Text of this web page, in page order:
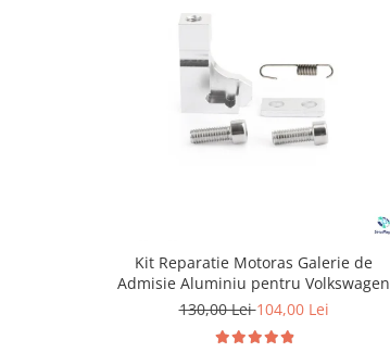
Kit Reparatie Motoras Galerie de
Admisie Aluminiu pentru Volkswagen
Skoda Seat Audi P2015
130,00 Lei104,00 Lei